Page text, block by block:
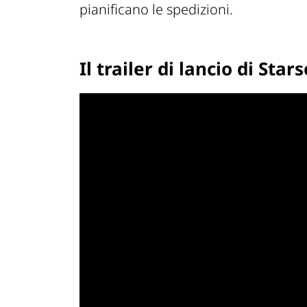
pianificano le spedizioni.
Il trailer di lancio di